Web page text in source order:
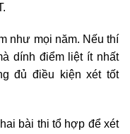
như mọi năm. Nếu thí
dính điểm liệt ít nhất
đủ điều kiện xét tốt
bài thi tổ hợp để xét